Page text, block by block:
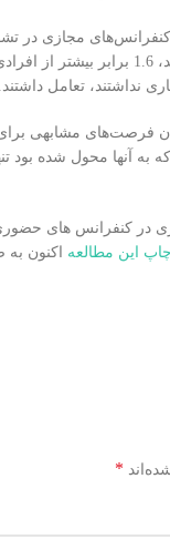
مجازی در
مؤثرتر- بودند. دانشمندانی که در
نداشتند، تعامل داشتند.
فرصت‌های مشابهی
آنها محول شده بود
چاپ این مطالعه اکنون
*